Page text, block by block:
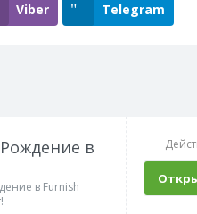
Viber Telegram
в
в Furnish